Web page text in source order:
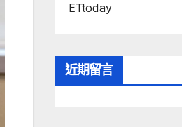
ETtoday
近期留言